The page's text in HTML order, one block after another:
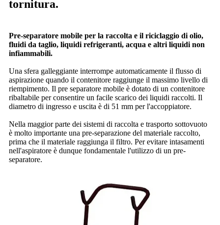
tornitura.
Pre-separatore mobile per la raccolta e il riciclaggio di olio,
fluidi da taglio, liquidi refrigeranti, acqua e altri liquidi non
infiammabili.
Una sfera galleggiante interrompe automaticamente il flusso di
aspirazione quando il contenitore raggiunge il massimo livello di
riempimento. Il pre separatore mobile è dotato di un contenitore
ribaltabile per consentire un facile scarico dei liquidi raccolti. Il
diametro di ingresso e uscita è di 51 mm per l'accoppiatore.
Nella maggior parte dei sistemi di raccolta e trasporto sottovuoto
è molto importante una pre-separazione del materiale raccolto,
prima che il materiale raggiunga il filtro. Per evitare intasamenti
nell'aspiratore è dunque fondamentale l'utilizzo di un pre-
separatore.